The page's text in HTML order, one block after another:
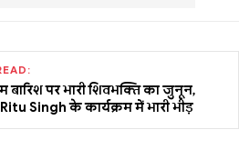
पर भारी शिवभक्ति का जुनून,
Singh के कार्यक्रम में भारी भीड़